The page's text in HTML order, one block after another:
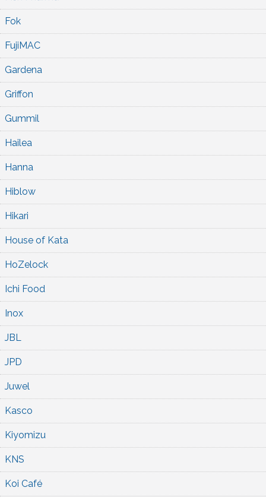
Fok
FujiMAC
Gardena
Griffon
Gummil
Hailea
Hanna
Hiblow
Hikari
House of Kata
HoZelock
Ichi Food
Inox
JBL
JPD
Juwel
Kasco
Kiyomizu
KNS
Koi Café